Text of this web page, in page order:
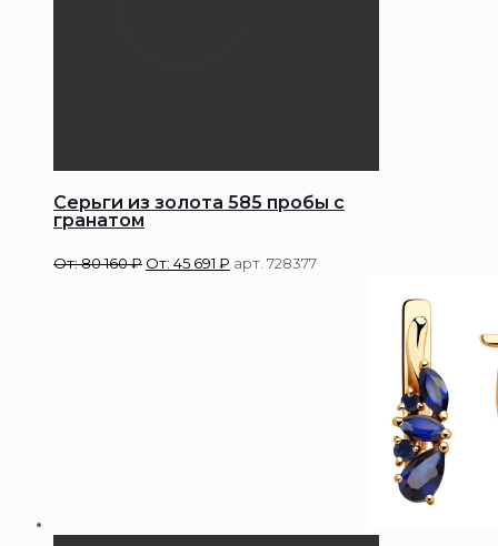
Серьги из золота 585 пробы с
гранатом
От:80 160₽ От: 45 691 ₽ арт. 728377